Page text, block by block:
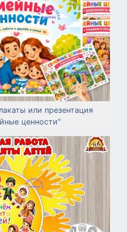
или презентация
ценности"